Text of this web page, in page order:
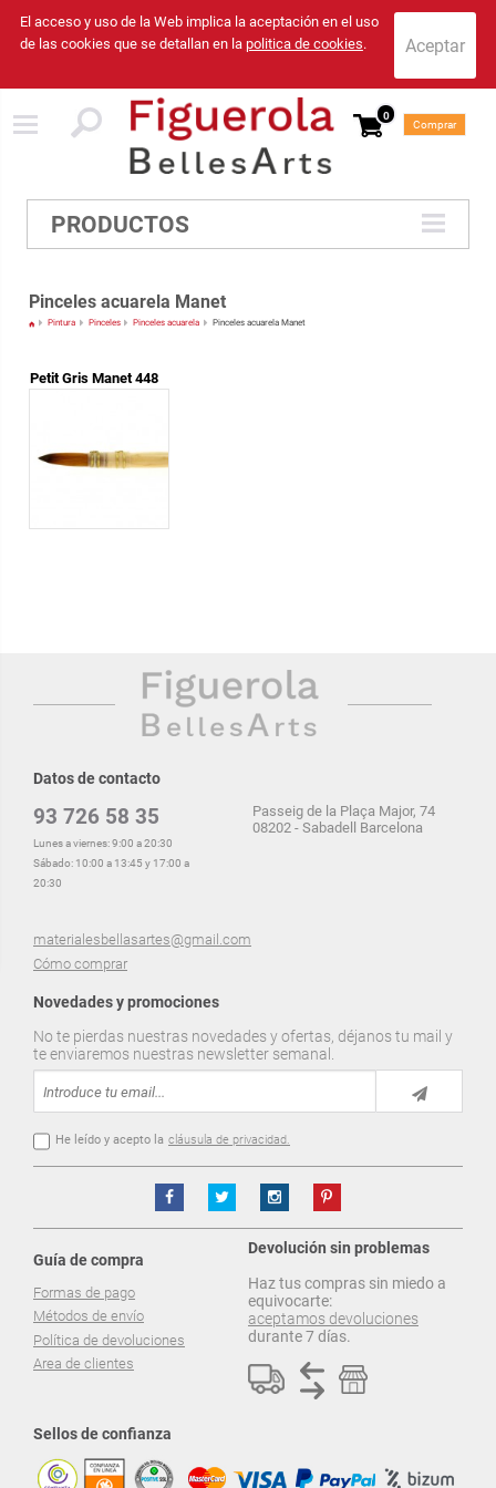
El acceso y uso de la Web implica la aceptación en el uso
de las cookies que se detallan en la politica de cookies.
0
Comprar
PRODUCTOS
Pinceles acuarela Manet
Pintura Pinceles Pinceles acuarela Pinceles acuarela Manet
Petit Gris Manet 448
Datos de contacto
93 726 58 35
Lunes a viernes: 9:00 a 20:30
Sábado: 10:00 a 13:45 y 17:00 a
20:30
materialesbellasartes@gmail.com
Cómo comprar
Passeig de la Plaça Major, 74
08202 - Sabadell Barcelona
Novedades y promociones
No te pierdas nuestras novedades y ofertas, déjanos tu mail y
te enviaremos nuestras newsletter semanal.
He leído y acepto la cláusula de privacidad.
Guía de compra
Formas de pago
Métodos de envío
Política de devoluciones
Area de clientes
Devolución sin problemas
Haz tus compras sin miedo a
equivocarte:
aceptamos devoluciones
durante 7 días.
Sellos de confianza